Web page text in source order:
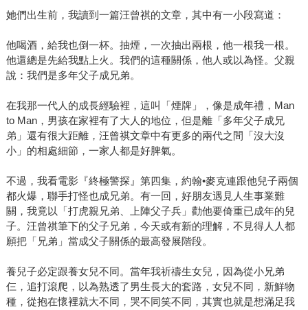
她們出生前，我讀到一篇汪曾祺的文章，其中有一小段寫道：
他喝酒，給我也倒一杯。抽煙，一次抽出兩根，他一根我一根。
他還總是先給我點上火。我們的這種關係，他人或以為怪。父親
說：我們是多年父子成兄弟。
在我那一代人的成長經驗裡，這叫「煙牌」，像是成年禮，Man
to Man，男孩在家裡有了大人的地位，但是離「多年父子成兄
弟」還有很大距離，汪曾祺文章中有更多的兩代之間「沒大沒
小」的相處細節，一家人都是好脾氣。
不過，我看電影『終極警探』第四集，約翰•麥克連跟他兒子兩個
都火爆，聯手打怪也成兄弟。有一回，好朋友遇見人生事業難
關，我竟以「打虎親兄弟、上陣父子兵」勸他要倚重已成年的兒
子。汪曾祺筆下的父子兄弟，今天或有新的理解，不見得人人都
願把「兄弟」當成父子關係的最高發展階段。
養兒子必定跟養女兒不同。當年我祈禱生女兒，因為從小兄弟
仨，追打滾爬，以為熟透了男生長大的套路，女兒不同，新鮮物
種，從抱在懷裡就大不同，哭不同笑不同，其實也就是想滿足我